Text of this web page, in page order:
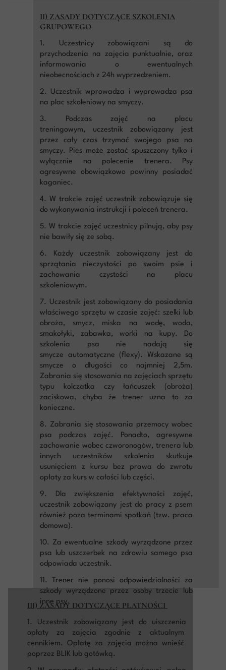
III) ZASADY DOTYCZĄCE PŁATNOŚCI
1. Uczestnik zobowiązany jest do uiszczenia
opłaty za zajęcia zgodnie z aktualnym
cennikiem. Opłatę za zajęcia można wnieść
poprzez BLIK lub gotówką.
II) ZASADY DOTYCZĄCE SZKOLENIA
GRUPOWEGO
1. Uczestnicy zobowiązani są do
przychodzenia na zajęcia punktualnie, oraz
informowania o ewentualnych
nieobecnościach z 24h wyprzedzeniem.
2. Uczestnik wprowadza i wyprowadza psa
na plac szkoleniowy na smyczy.
3. Podczas zajęć na placu
treningowym, uczestnik zobowiązany jest
przez cały czas trzymać swojego psa na
smyczy. Pies może zostać spuszczony tylko i
wyłącznie na polecenie trenera. Psy
agresywne obowiązkowo powinny posiadać
kaganiec.
4. W trakcie zajęć uczestnik zobowiązuje się
do wykonywania instrukcji i poleceń trenera.
5. W trakcie zajęć uczestnicy pilnują, aby psy
nie bawiły się ze sobą.
6. Każdy uczestnik zobowiązany jest do
sprzątania nieczystości po swoim psie i
zachowania czystości na placu
szkoleniowym.
7. Uczestnik jest zobowiązany do posiadania
właściwego sprzętu w czasie zajęć: szelki lub
obroża, smycz, miska na wodę, woda,
smakołyki, zabawka, worki na kupy. Do
szkolenia psa nie nadają się
smycze automatyczne (flexy). Wskazane są
smycze o długości co najmniej 2,5m.
Zabrania się stosowania na zajęciach sprzętu
typu kolczatka czy łańcuszek (obroża)
zaciskowa, chyba że trener uzna to za
konieczne.
8. Zabrania się stosowania przemocy wobec
psa podczas zajęć. Ponadto, agresywne
zachowanie wobec czworonogów, trenera lub
innych uczestników szkolenia skutkuje
usunięciem z kursu bez prawa do zwrotu
opłaty za kurs w całości lub części.
9. Dla zwiększenia efektywności zajęć,
uczestnik zobowiązany jest do pracy z psem
również poza terminami spotkań (tzw. praca
domowa).
10. Za ewentualne szkody wyrządzone przez
psa lub uszczerbek na zdrowiu samego psa
odpowiada uczestnik.
11. Trener nie ponosi odpowiedzialności za
szkody wyrządzone przez osoby trzecie lub
inne psy.